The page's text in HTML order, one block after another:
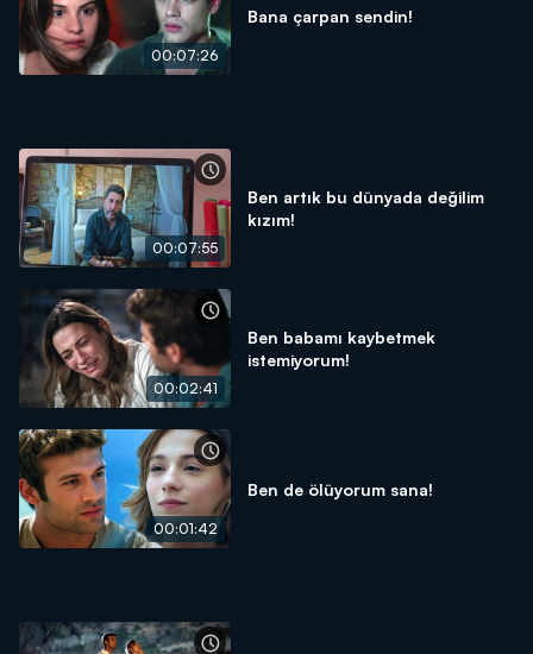
00:07:26
Bana çarpan sendin!
00:07:55
Ben artık bu dünyada değilim
kızım!
00:02:41
Ben babamı kaybetmek
istemiyorum!
00:01:42
Ben de ölüyorum sana!